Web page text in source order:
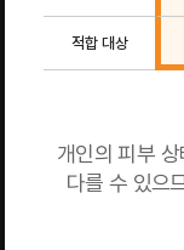
적합 대상
개인의 피부
다를 수 있으